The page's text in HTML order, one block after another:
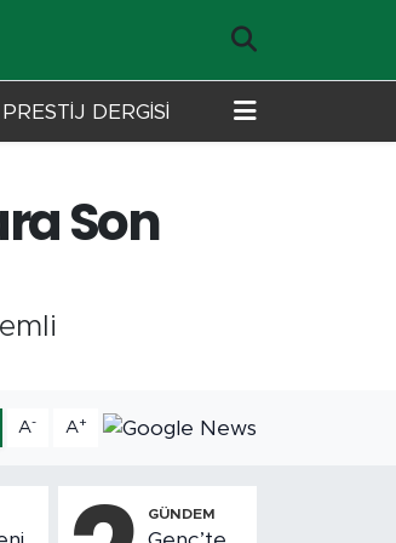
DERGİSİ
Son
A- A+
GÜNDEM